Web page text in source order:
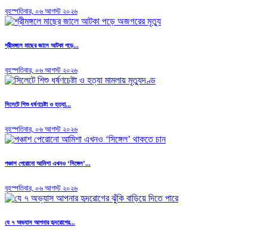
বৃহস্পতিবার, ০৬ আগস্ট ২০২৬
শ্রীমঙ্গলে মাছের জালে আটকা পড়ে...
বৃহস্পতিবার, ০৬ আগস্ট ২০২৬
সিলেটে শিশু ধর্ষণচেষ্টা ও হত্যা...
বৃহস্পতিবার, ০৬ আগস্ট ২০২৬
পঞ্চাশ পেরোনো আমিশা এখনও ‘সিঙ্গেল’...
বৃহস্পতিবার, ০৬ আগস্ট ২০২৬
যে ৭ অভ্যাস আপনার হৃদরোগের...